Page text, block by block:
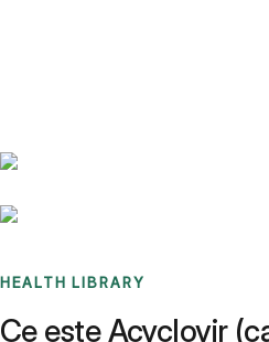
HEALTH LIBRARY
Ce este Acyclovir